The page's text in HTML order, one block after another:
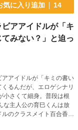
気に入り追加 14
ビアアイドルが「キ
みない？」と迫っ
アイドルが「キミの書い
るんだが、エロゲシナリ
な主人公の育巳くんは放
のクラスメイト百合香に
ク先生なんでしょ？」